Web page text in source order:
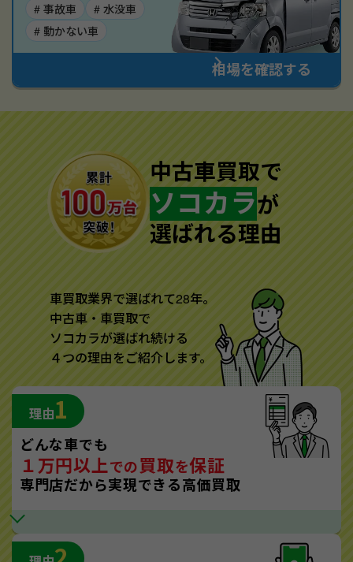
# 事故車
# 水没車
# 動かない車
相場を確認する
中古車買取で
ソコカラが
選ばれる理由
車買取業界で選ばれて28年。
中古車・車買取で
ソコカラが選ばれ続ける
４つの理由をご紹介します。
理由1
どんな車でも
１万円以上での買取を保証
専門店だから実現できる高価買取